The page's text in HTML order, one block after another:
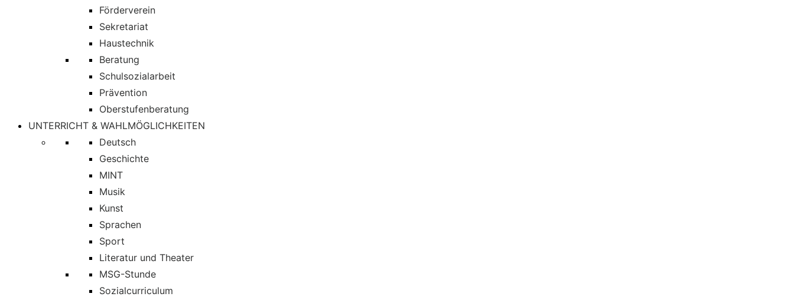
Förderverein
Sekretariat
Haustechnik
Beratung
Schulsozialarbeit
Prävention
Oberstufenberatung
UNTERRICHT & WAHLMÖGLICHKEITEN
Deutsch
Geschichte
MINT
Musik
Kunst
Sprachen
Sport
Literatur und Theater
MSG-Stunde
Sozialcurriculum